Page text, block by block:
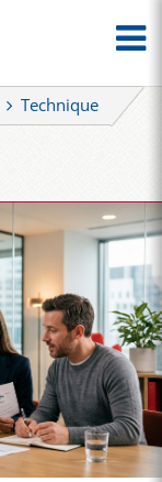
Technique